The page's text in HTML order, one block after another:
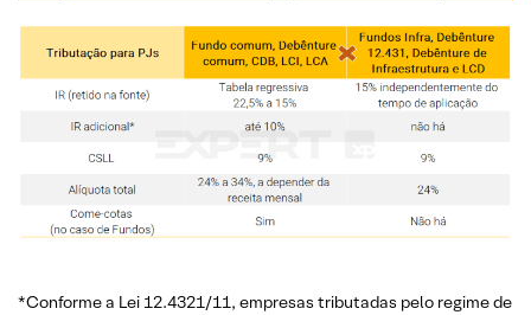
*Conforme a Lei 12.4321/11, empresas tributadas pelo regime de